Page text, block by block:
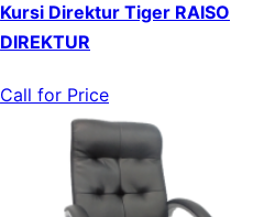
Kursi Direktur Tiger RAISO
DIREKTUR
Call for Price